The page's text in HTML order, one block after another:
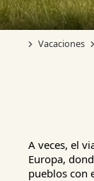
Vacaciones
A veces, el
Europa,
pueblos con